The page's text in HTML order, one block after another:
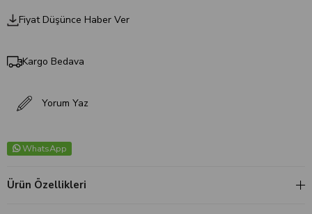
Fiyat Düşünce Haber Ver
Kargo Bedava
Yorum Yaz
WhatsApp
Ürün Özellikleri